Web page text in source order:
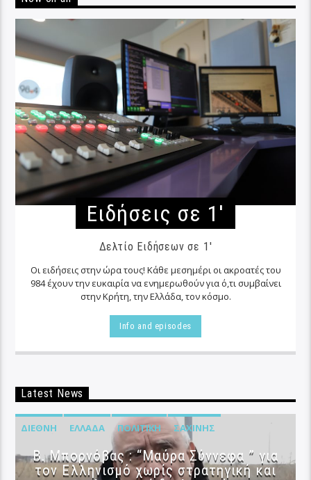
Ειδήσεις σε 1′
Δελτίο Ειδήσεων σε 1'
Οι ειδήσεις στην ώρα τους! Κάθε μεσημέρι οι ακροατές του
984 έχουν την ευκαιρία να ενημερωθούν για ό,τι συμβαίνει
στην Κρήτη, την Ελλάδα, τον κόσμο.
Info and episodes
Latest News
ΔΙΕΘΝΉ ΕΛΛΆΔΑ ΠΟΛΙΤΙΚΉ ΣΑΧΊΝΗΣ
B. Μπορνόβας : “Μαύρα Σύννεφα ” για
τον Ελληνισμό χωρίς στρατηγική και